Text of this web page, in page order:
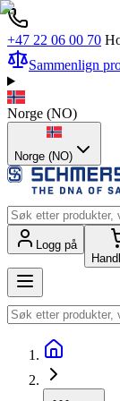
+47 22 06 00 70
Sammenlign
Norge (NO)
Norge (NO)
Logg på